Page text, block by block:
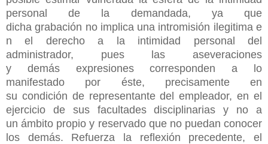
personal de la demandada, ya que
dicha grabación no implica una intromisión ilegitima e
n el derecho a la intimidad personal del
administrador, pues las aseveraciones
y demás expresiones corresponden a lo
manifestado por éste, precisamente en
su condición de representante del empleador, en el
ejercicio de sus facultades disciplinarias y no a
un ámbito propio y reservado que no puedan conocer
los demás. Refuerza la reflexión precedente, el